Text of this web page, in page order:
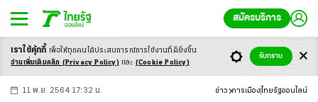
สมัครบริการ
-ก ก ก+
11 พ.ย. 2564 17:32 น. ข่าว การเมือง ไทยรัฐออนไลน์
เราใช้คุ้กกี้ เพื่อให้ทุกคนได้ประสบการณ์การใช้งานที่ดียิ่งขึ้น
อ่านเพิ่มเติมคลิก (Privacy Policy) และ (Cookie Policy)
รับทราบ